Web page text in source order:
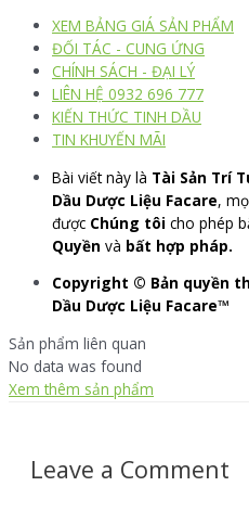
XEM BẢNG GIÁ SẢN PHẨM
ĐỐI TÁC - CUNG ỨNG
CHÍNH SÁCH - ĐẠI LÝ
LIÊN HỆ 0932 696 777
KIẾN THỨC TINH DẦU
TIN KHUYẾN MÃI
Bài viết này là Tài Sản Trí
Dầu Dược Liệu Facare,
được Chúng tôi cho phép
Quyền và bất hợp pháp.
Copyright © Bản quyền
Dầu Dược Liệu Facare™
Sản phẩm liên quan
No data was found
Xem thêm sản phẩm
Leave a Comment